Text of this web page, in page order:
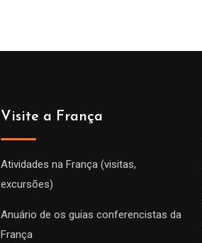
Visite a França
Atividades na França (visitas,
excursões)
Anuário de os guias conferencistas da
França